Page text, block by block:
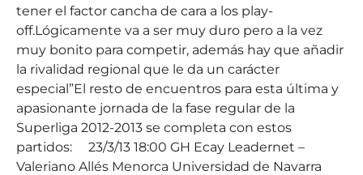
tener el factor cancha de cara a los play-
off.Lógicamente va a ser muy duro pero a la vez
muy bonito para competir, además hay que añadir
la rivalidad regional que le da un carácter
especial”El resto de encuentros para esta última y
apasionante jornada de la fase regular de la
Superliga 2012-2013 se completa con estos
partidos: 23/3/13 18:00 GH Ecay Leadernet –
Valeriano Allés Menorca Universidad de Navarra